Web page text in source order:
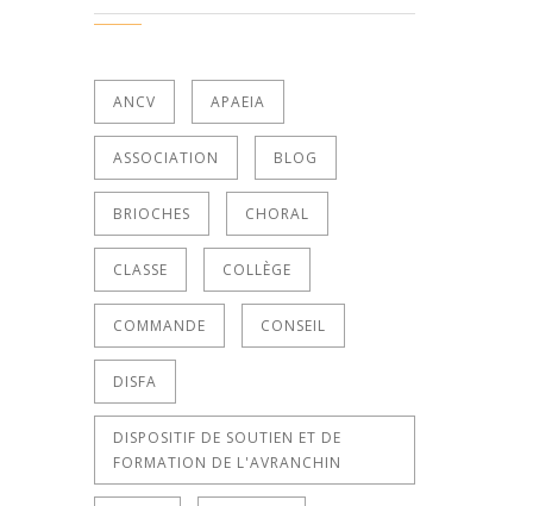
ANCV APAEIA
ASSOCIATION BLOG
BRIOCHES CHORAL
CLASSE COLLÈGE
COMMANDE CONSEIL
DISFA
DISPOSITIF DE SOUTIEN ET DE
FORMATION DE L'AVRANCHIN